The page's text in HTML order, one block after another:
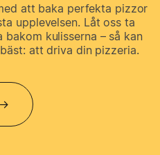
att baka perfekta pizzor
upplevelsen. Låt oss ta
kulisserna – så kan
att driva din pizzeria.